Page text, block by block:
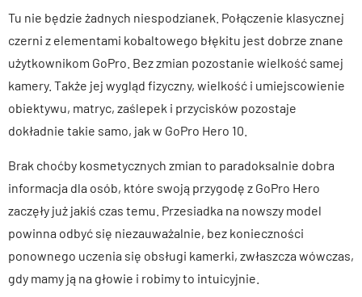
Tu nie będzie żadnych niespodzianek. Połączenie klasycznej
czerni z elementami kobaltowego błękitu jest dobrze znane
użytkownikom GoPro. Bez zmian pozostanie wielkość samej
kamery. Także jej wygląd fizyczny, wielkość i umiejscowienie
obiektywu, matryc, zaślepek i przycisków pozostaje
dokładnie takie samo, jak w GoPro Hero 10.
Brak choćby kosmetycznych zmian to paradoksalnie dobra
informacja dla osób, które swoją przygodę z GoPro Hero
zaczęły już jakiś czas temu. Przesiadka na nowszy model
powinna odbyć się niezauważalnie, bez konieczności
ponownego uczenia się obsługi kamerki, zwłaszcza wówczas,
gdy mamy ją na głowie i robimy to intuicyjnie.